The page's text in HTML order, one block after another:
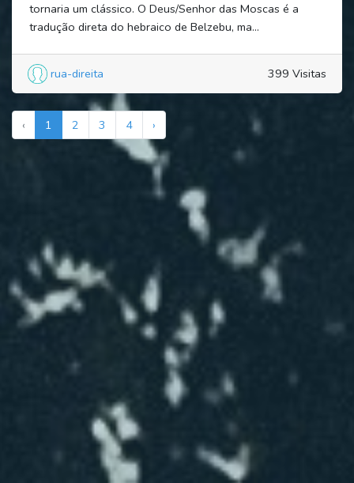
tornaria um clássico. O Deus/Senhor das Moscas é a
tradução direta do hebraico de Belzebu, ma...
rua-direita 399 Visitas
‹ 1 2 3 4 ›